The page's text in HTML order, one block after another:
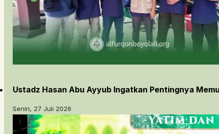
Ustadz Hasan Abu Ayyub Ingatkan Pentingnya
Senin, 27 Juli 2026